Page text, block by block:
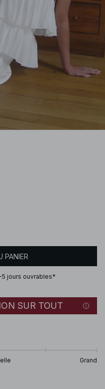
PANIER
5 jours ouvrables*
SUR TOUT
Grand